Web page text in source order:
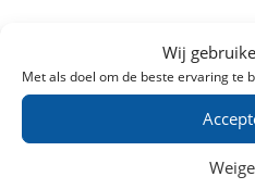
Wij
Met als doel om de beste ervaring te
Met deEurostarben je
St Pancras International
Buckingham Palace,